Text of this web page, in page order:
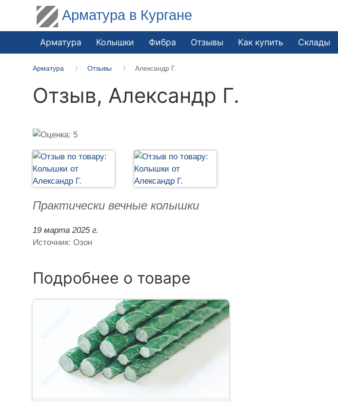
Арматура в Кургане
Арматура Колышки Фибра Отзывы Как купить Склады
Арматура Отзывы Александр Г.
Отзыв, Александр Г.
Практически вечные колышки
19 марта 2025 г.
Источник: Озон
Подробнее о товаре